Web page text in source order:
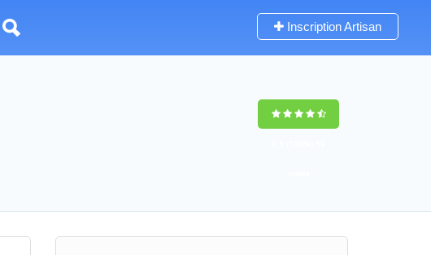
Inscription Artisan